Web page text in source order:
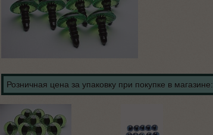
Розничная цена за упаковку при покупке в магазине: